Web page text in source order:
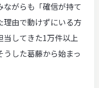
がらも「確信が持て
理由で動けずにいる方
してきた1万件以上
した葛藤から始まっ